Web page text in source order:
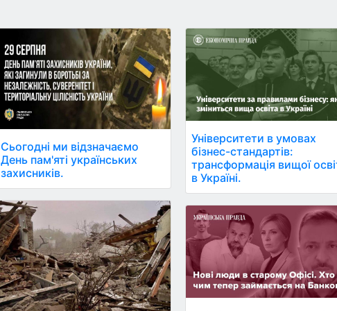
Сьогодні ми відзначаємо
День пам'яті українських
захисників.
Університети в умовах
бізнес-стандартів:
трансформація вищої
в Україні.